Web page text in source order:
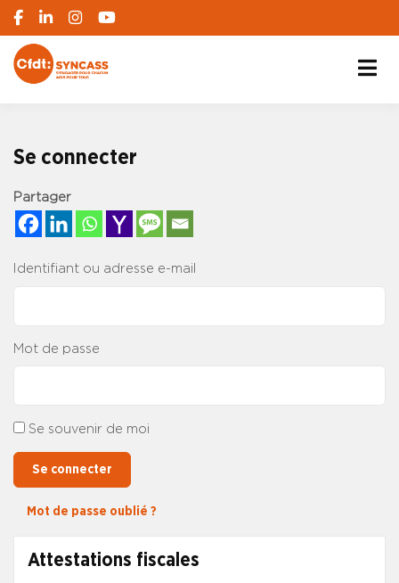
Attestations fiscales
Se connecter
Partager
Identifiant ou adresse e-mail
Mot de passe
Se souvenir de moi
Se connecter
Mot de passe oublié ?